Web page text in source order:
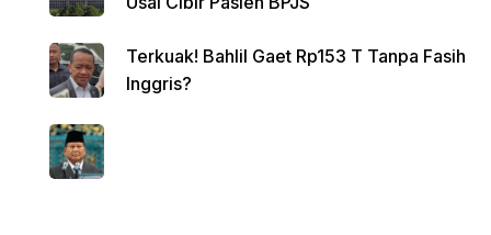
Terkuak! Bahlil Gaet Rp153 T Tanpa Fasih
Inggris?